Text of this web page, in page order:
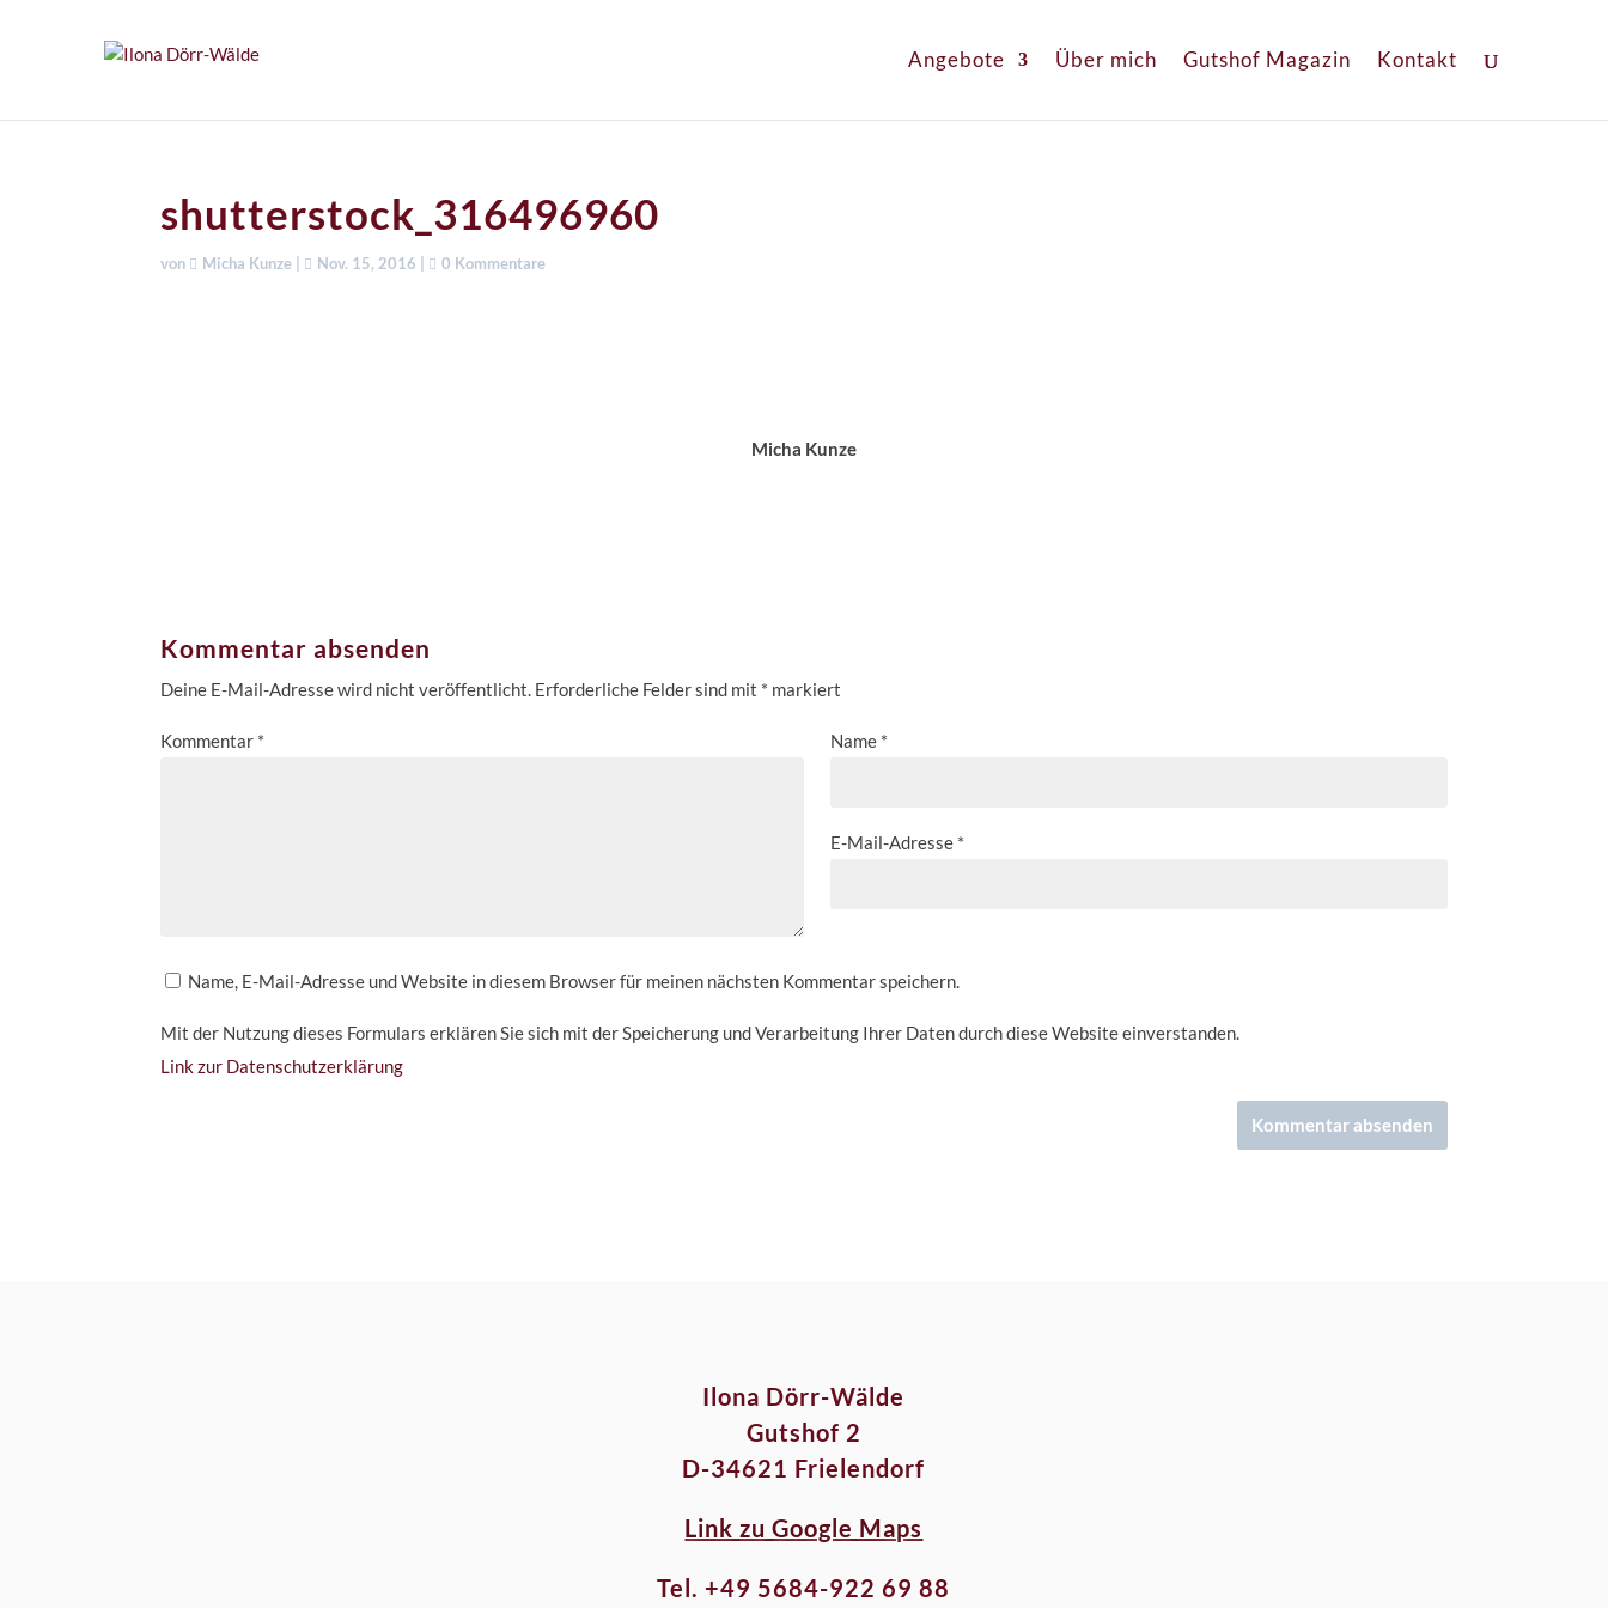
Angebote Über mich Gutshof Magazin Kontakt
shutterstock_316496960
von Micha Kunze Nov. 15, 2016 0 Kommentare
Micha Kunze
Kommentar absenden
Deine E-Mail-Adresse wird nicht veröffentlicht. Erforderliche Felder sind mit * markiert
Kommentar * Name *
E-Mail-Adresse *
Name, E-Mail-Adresse und Website in diesem Browser für meinen nächsten Kommentar speichern.
Mit der Nutzung dieses Formulars erklären Sie sich mit der Speicherung und Verarbeitung Ihrer Daten durch diese Website einverstanden.
Link zur Datenschutzerklärung
Ilona Dörr-Wälde
Gutshof 2
D-34621 Frielendorf
Link zu Google Maps
Tel. +49 5684-922 69 88